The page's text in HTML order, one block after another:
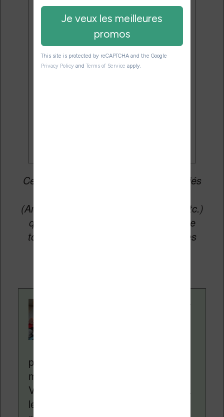
Email:
J'accepte de recevoir des
mises à jour et des promotions
par e-mail.
Cet article peut contenir des liens affiliés
(Amazon, Fnac, Cultura, Boulanger, etc.)
qui permettent aux auteurs du site de
toucher une petite commission sur les
Contenu rédigé par
pour vous aider à naviguer dans le
monde des liseuses (Kindle, Kobo,
Vivlio, etc) et faire la promotion de la
lecture (numérique ou non). Vous